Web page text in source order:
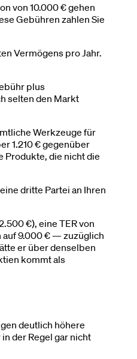
von 10.000 € gehen
Gebühren zahlen Sie
Vermögens pro Jahr.
plus
selten den Markt
Werkzeuge für
1.210 € gegenüber
Produkte, die nicht die
dritte Partei an Ihren
€), eine TER von
auf 9.000 € — zuzüglich
er über denselben
kommt als
deutlich höhere
der Regel gar nicht